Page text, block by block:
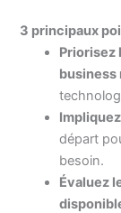
3 principaux
Priorisez
business
départ
besoin.
Évaluez